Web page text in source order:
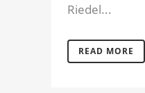
Riedel...
READ MORE